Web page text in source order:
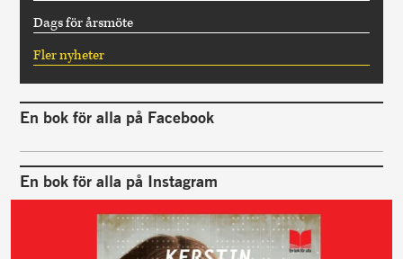
Dags för årsmöte
Fler nyheter
En bok för alla på Facebook
En bok för alla på Instagram